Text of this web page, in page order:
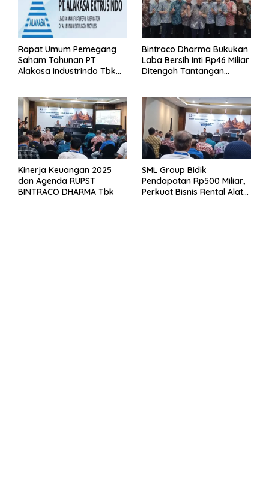
Rapat Umum Pemegang
Saham Tahunan PT
Alakasa Industrindo Tbk
Bintraco Dharma Bukukan
Laba Bersih Inti Rp46 Miliar
Ditengah Tantangan
Kinerja Keuangan 2025
dan Agenda RUPST
BINTRACO DHARMA Tbk
SML Group Bidik
Pendapatan Rp500 Miliar,
Perkuat Bisnis Rental Alat